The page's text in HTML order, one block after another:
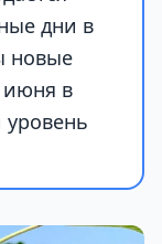
дни в
новые
июня в
уровень